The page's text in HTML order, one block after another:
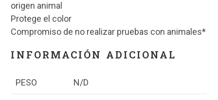
origen animal
Protege el color
Compromiso de no realizar pruebas con animales*
INFORMACIÓN ADICIONAL
PESO N/D